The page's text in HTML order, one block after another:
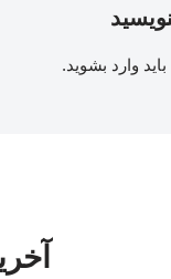
وارد بشوید.